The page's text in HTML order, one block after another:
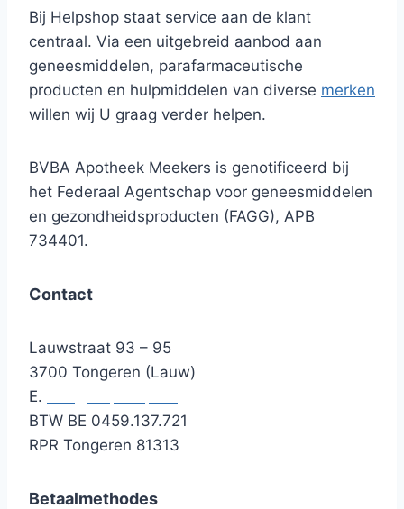
Bij Helpshop staat service aan de klant
centraal. Via een uitgebreid aanbod aan
geneesmiddelen, parafarmaceutische
producten en hulpmiddelen van diverse merken
willen wij U graag verder helpen.
BVBA Apotheek Meekers is genotificeerd bij
het Federaal Agentschap voor geneesmiddelen
en gezondheidsproducten (FAGG), APB
734401.
Contact
Lauwstraat 93 – 95
3700 Tongeren (Lauw)
E.
BTW BE 0459.137.721
RPR Tongeren 81313
Betaalmethodes